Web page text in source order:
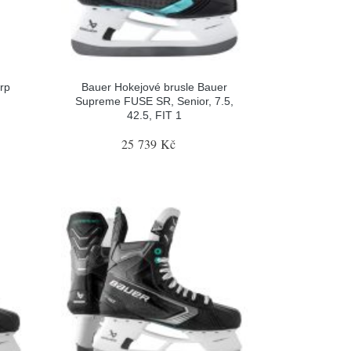
Bauer Hokejové brusle Bauer
Supreme FUSE SR, Senior, 7.5,
42.5, FIT 1
25 739 Kč